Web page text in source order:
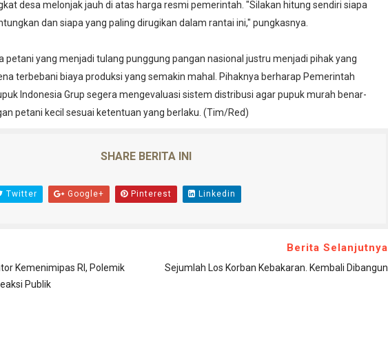
desa melonjak jauh di atas harga resmi pemerintah. "Silakan hitung sendiri siapa
dan siapa yang paling dirugikan dalam rantai ini," pungkasnya.
petani yang menjadi tulang punggung pangan nasional justru menjadi pihak yang
terbebani biaya produksi yang semakin mahal. Pihaknya berharap Pemerintah
Indonesia Grup segera mengevaluasi sistem distribusi agar pupuk murah benar-
petani kecil sesuai ketentuan yang berlaku. (Tim/Red)
SHARE BERITA INI
Twitter Google+ Pinterest Linkedin
Kemenimipas RI, Polemik
Publik
Berita Selanjutnya
Sejumlah Los Korban Kebakaran. Kembali Dibangun